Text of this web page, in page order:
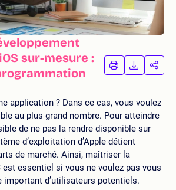
sur-mesure :
IMPRIMER
LA
LA
application ? Dans ce cas, vous voulez
au plus grand nombre. Pour atteindre
de ne pas la rendre disponible sur
d’exploitation d’Apple détient
de marché. Ainsi, maîtriser la
est essentiel si vous ne voulez pas vous
important d’utilisateurs potentiels.